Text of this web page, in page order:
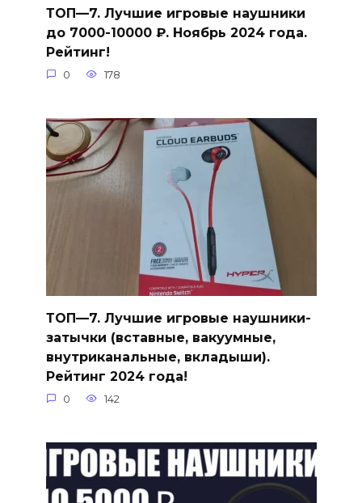
ТОП—7. Лучшие игровые наушники
до 7000-10000 ₽. Ноябрь 2024 года.
Рейтинг!
0 178
ТОП—7. Лучшие игровые наушники-
затычки (вставные, вакуумные,
внутриканальные, вкладыши).
Рейтинг 2024 года!
0 142